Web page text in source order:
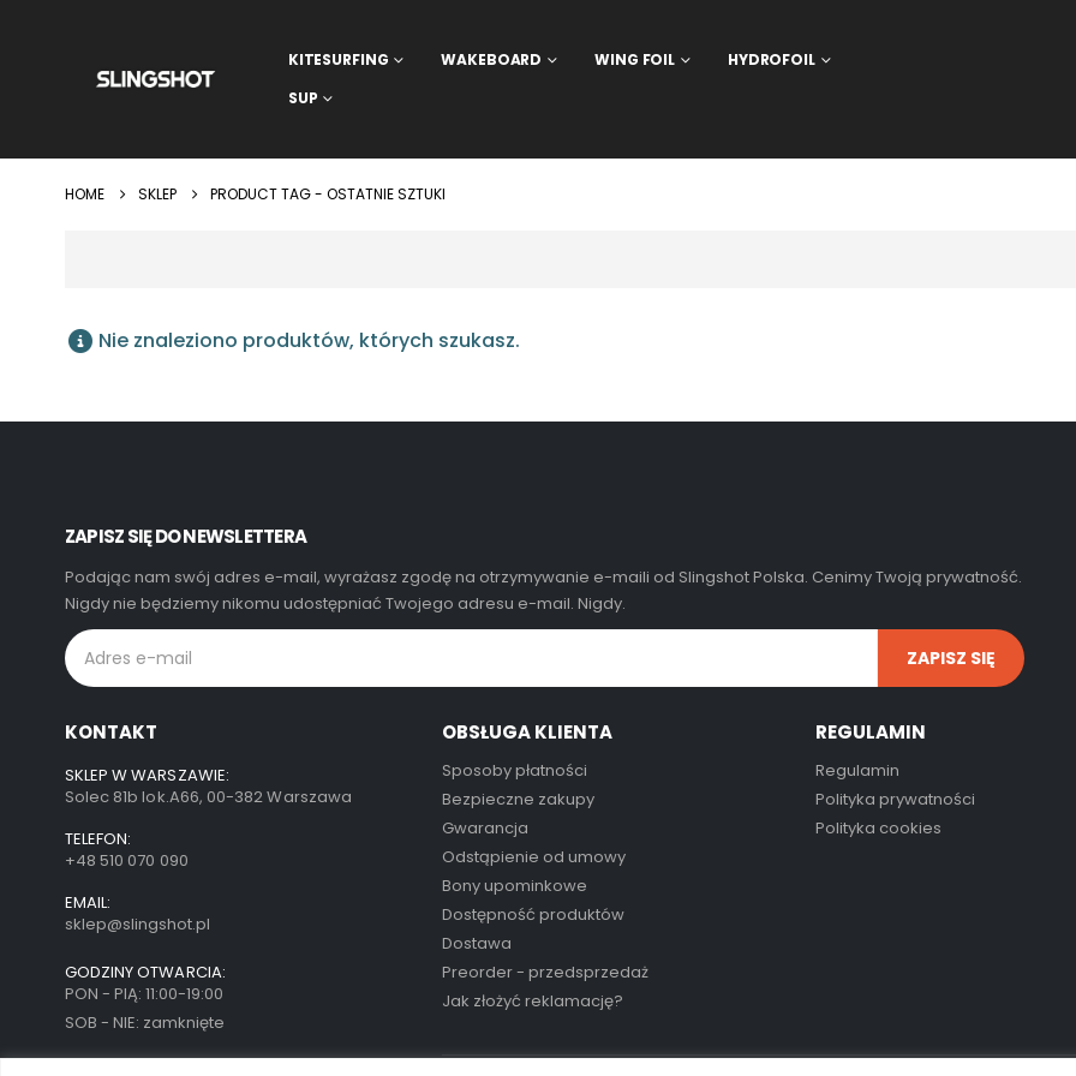
KITESURFING WAKEBOARD WING FOIL
HYDROFOIL
SUP
HOME SKLEP PRODUCT TAG - OSTATNIE SZTUKI
Nie znaleziono produktów, których szukasz.
ZAPISZ SIĘ DO NEWSLETTERA
Podając nam swój adres e-mail, wyrażasz zgodę na otrzymywanie e-maili od Slingshot Polska. Cenimy Twoją prywatność.
Nigdy nie będziemy nikomu udostępniać Twojego adresu e-mail. Nigdy.
KONTAKT
SKLEP W WARSZAWIE:
Solec 81b lok.A66, 00-382 Warszawa
TELEFON:
+48 510 070 090
EMAIL:
sklep@slingshot.pl
GODZINY OTWARCIA:
PON - PIĄ: 11:00-19:00
SOB - NIE: zamknięte
OBSŁUGA KLIENTA
Sposoby płatności
Bezpieczne zakupy
Gwarancja
Odstąpienie od umowy
Bony upominkowe
Dostępność produktów
Dostawa
Preorder - przedsprzedaż
Jak złożyć reklamację?
REGULAMIN
Regulamin
Polityka prywatności
Polityka cookies